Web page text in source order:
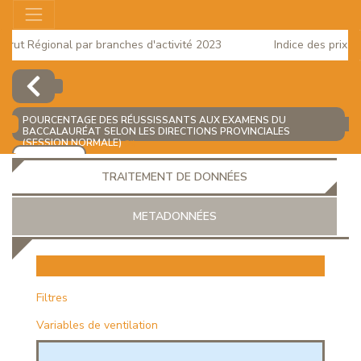
Régional par branches d'activité 2023
Indice des prix à
POURCENTAGE DES RÉUSSISSANTS AUX EXAMENS DU
BACCALAURÉAT SELON LES DIRECTIONS PROVINCIALES
(SESSION NORMALE)(%)
AJOUTER
TRAITEMENT DE DONNÉES
METADONNÉES
Filtres
Variables de ventilation